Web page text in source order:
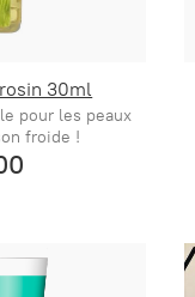
30ml
pour les peaux
froide !